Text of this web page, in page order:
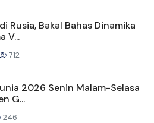
Rusia, Bakal Bahas Dinamika
V...
712
2026 Senin Malam-Selasa
G...
246